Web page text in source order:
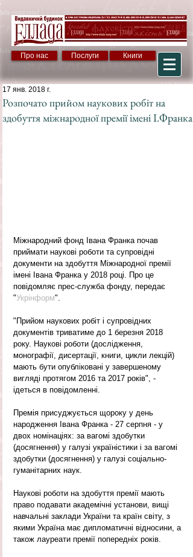
Про нас Послуги Книги
Розпочато прийом наукових робіт на
здобуття міжнародної премії імені І.Франка
17 янв. 2018 г.
Міжнародний фонд Івана Франка почав
приймати наукові роботи та супровідні
документи на здобуття Міжнародної премії
імені Івана Франка у 2018 році. Про це
повідомляє прес-служба фонду, передає
"Укрінформ".
"Прийом наукових робіт і супровідних
документів триватиме до 1 березня 2018
року. Наукові роботи (дослідження,
монографії, дисертації, книги, цикли лекцій)
мають бути опубліковані у завершеному
вигляді протягом 2016 та 2017 років", -
ідеться в повідомленні.
Премія присуджується щороку у день
народження Івана Франка - 27 серпня - у
двох номінаціях: за вагомі здобутки
(досягнення) у галузі україністики і за вагомі
здобутки (досягнення) у галузі соціально-
гуманітарних наук.
Наукові роботи на здобуття премії мають
право подавати академічні установи, вищі
навчальні заклади України та країн світу, з
якими Україна має дипломатичні відносини, а
також лауреати премії попередніх років.